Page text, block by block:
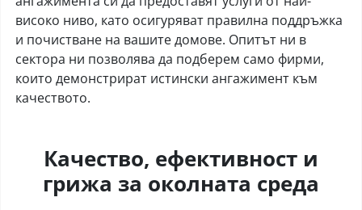
високо ниво, като осигуряват правилна поддръжка
и почистване на вашите домове. Опитът ни в
сектора ни позволява да подберем само фирми,
които демонстрират истински ангажимент към
качеството.
Качество, ефективност и
грижа за околната среда